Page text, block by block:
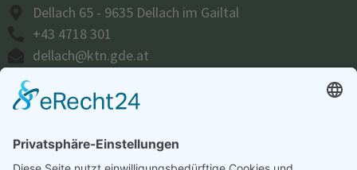
Dellach 65 - 9635 Dellach im Gailtal
+43 4718 301
dellach@ktn.gde.at
ÖFFNUNGSZEITEN
Montag bis Donnerstag:07.30 – 16.00 Uhr